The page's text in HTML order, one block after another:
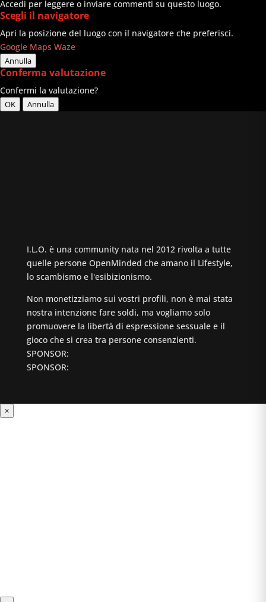
Accedi per leggere o inviare commenti su questo luogo.
Scegli il navigatore
Apri la posizione del luogo con il navigatore che preferisci.
Google Maps Waze
Annulla
Conferma valutazione
Confermi la valutazione?
OK Annulla
I.L.O. è una community nata nel 2012 rivolta a tutte
quelle persone OpenMinded che amano il Lifestyle,
lo scambismo e l'esibizionismo.
Non monetizziamo sui vostri profili, non è mai stata
nostra intenzione fare soldi, ma vogliamo solo
promuovere la libertà di espressione sessuale e il
gioco che si crea tra persone consenzienti.
SPONSOR:
SPONSOR:
×